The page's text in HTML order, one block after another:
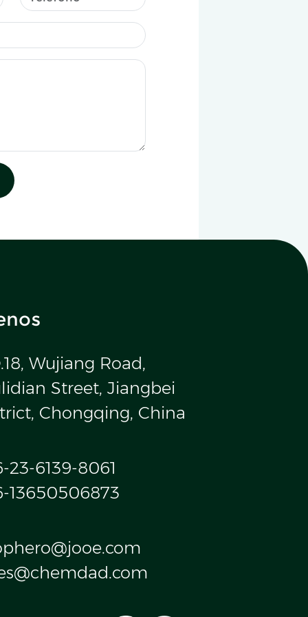
Wujiang Road,
Street, Jiangbei
Chongqing, China
23-6139-8061
13650506873